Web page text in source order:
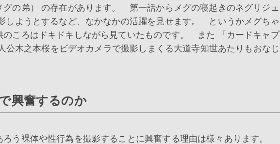
グの弟） の存在があります。 第一話からメグの寝起きのネグリジェ
しようとするなど、なかなかの活躍を見せます。 というかメグちゃ
のころはドキドキしながら見ていたものです。 また 「カードキャプ
公木之本桜をビデオカメラで撮影しまくる大道寺知世あたりもおなじ
興奮するのか
う裸体や性行為を撮影することに興奮する理由は様々あります。